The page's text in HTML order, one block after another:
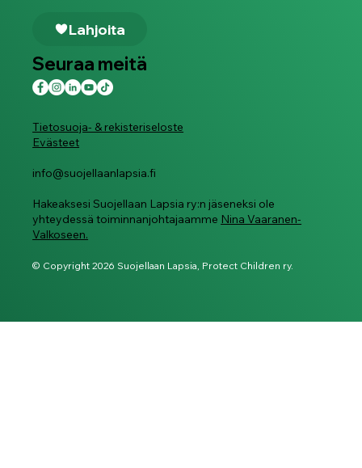
Tietosuoja- & rekisteriseloste
Evästeet
info@suojellaanlapsia.fi
Hakeaksesi Suojellaan Lapsia ry:n jäseneksi ole
yhteydessä toiminnanjohtajaamme Nina Vaaranen-
Valkoseen.
© Copyright 2026 Suojellaan Lapsia, Protect Children ry.
Lahjoita
Seuraa meitä